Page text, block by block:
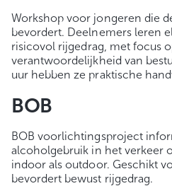
Workshop voor jongeren die
bevordert. Deelnemers leren
risicovol rijgedrag, met focus
verantwoordelijkheid van
uur hebben ze praktische
BOB
BOB voorlichtingsproject
alcoholgebruik in het verkeer
indoor als outdoor. Geschikt
bevordert bewust rijgedrag.